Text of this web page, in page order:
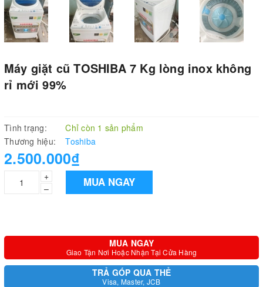
Máy giặt cũ TOSHIBA 7 Kg lòng inox không
rỉ mới 99%
Tình trạng:
Chỉ còn 1 sản phẩm
Thương hiệu:
Toshiba
2.500.000₫
+
–
MUA NGAY
MUA NGAY
Giao Tận Nơi Hoặc Nhận Tại Cửa Hàng
TRẢ GÓP QUA THẺ
Visa, Master, JCB